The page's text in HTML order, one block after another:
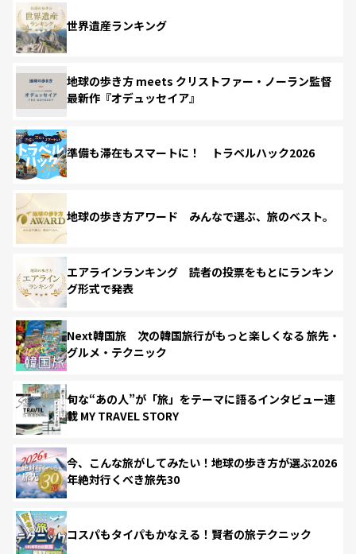
世界遺産ランキング
地球の歩き方 meets クリストファー・ノーラン監督
最新作『オデュッセイア』
準備も滞在もスマートに！ トラベルハック2026
地球の歩き方アワード みんなで選ぶ、旅のベスト。
エアラインランキング 読者の投票をもとにランキン
グ形式で発表
Next韓国旅 次の韓国旅行がもっと楽しくなる 旅先・
グルメ・テクニック
旬な“あの人”が「旅」をテーマに語るインタビュー連
載 MY TRAVEL STORY
今、こんな旅がしてみたい！地球の歩き方が選ぶ2026
年絶対行くべき旅先30
コスパもタイパもかなえる！賢者の旅テクニック